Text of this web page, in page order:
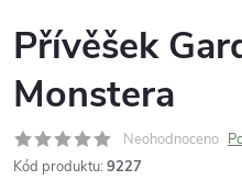
Přívěšek
Monstera
Neohodnoceno
Kód produktu: 9227